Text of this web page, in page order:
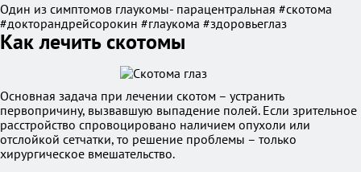
Один из симптомов глаукомы- парацентральная #скотома
#докторандрейсорокин #глаукома #здоровьеглаз
Как лечить скотомы
Основная задача при лечении скотом – устранить
первопричину, вызвавшую выпадение полей. Если зрительное
расстройство спровоцировано наличием опухоли или
отслойкой сетчатки, то решение проблемы – только
хирургическое вмешательство.